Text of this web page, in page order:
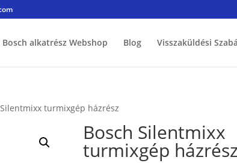
Bosch alkatrész Webshop Blog Visszaküldési
turmixgép házrész
Bosch Silentmixx
turmixgép házrész